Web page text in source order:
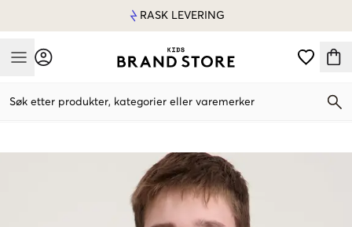
RASK LEVERING
Mobile Menu
Søk etter produkter, kategorier eller varemerker